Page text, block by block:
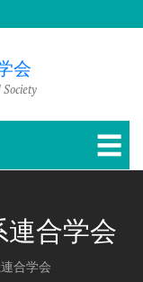
会
連合学会
合学会